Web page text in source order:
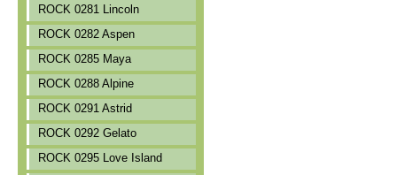
ROCK 0281 Lincoln
ROCK 0282 Aspen
ROCK 0285 Maya
ROCK 0288 Alpine
ROCK 0291 Astrid
ROCK 0292 Gelato
ROCK 0295 Love Island